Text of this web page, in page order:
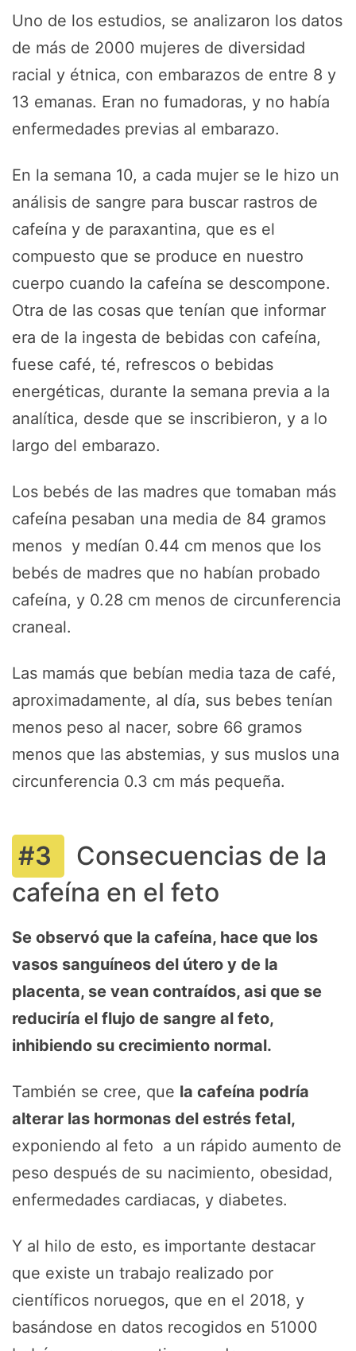
Uno de los estudios, se analizaron los datos
de más de 2000 mujeres de diversidad
racial y étnica, con embarazos de entre 8 y
13 emanas. Eran no fumadoras, y no había
enfermedades previas al embarazo.
En la semana 10, a cada mujer se le hizo un
análisis de sangre para buscar rastros de
cafeína y de paraxantina, que es el
compuesto que se produce en nuestro
cuerpo cuando la cafeína se descompone.
Otra de las cosas que tenían que informar
era de la ingesta de bebidas con cafeína,
fuese café, té, refrescos o bebidas
energéticas, durante la semana previa a la
analítica, desde que se inscribieron, y a lo
largo del embarazo.
Los bebés de las madres que tomaban más
cafeína pesaban una media de 84 gramos
menos y medían 0.44 cm menos que los
bebés de madres que no habían probado
cafeína, y 0.28 cm menos de circunferencia
craneal.
Las mamás que bebían media taza de café,
aproximadamente, al día, sus bebes tenían
menos peso al nacer, sobre 66 gramos
menos que las abstemias, y sus muslos una
circunferencia 0.3 cm más pequeña.
Consecuencias de la
cafeína en el feto
Se observó que la cafeína, hace que los
vasos sanguíneos del útero y de la
placenta, se vean contraídos, asi que se
reduciría el flujo de sangre al feto,
inhibiendo su crecimiento normal.
También se cree, que la cafeína podría
alterar las hormonas del estrés fetal,
exponiendo al feto a un rápido aumento de
peso después de su nacimiento, obesidad,
enfermedades cardiacas, y diabetes.
Y al hilo de esto, es importante destacar
que existe un trabajo realizado por
científicos noruegos, que en el 2018, y
basándose en datos recogidos en 51000